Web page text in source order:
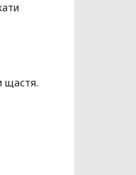
щастя.